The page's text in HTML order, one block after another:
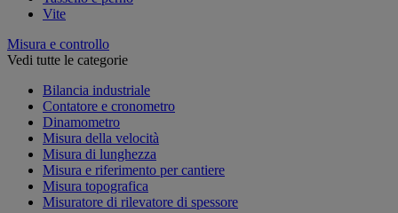
Vite
Misura e controllo
Vedi tutte le categorie
Bilancia industriale
Contatore e cronometro
Dinamometro
Misura della velocità
Misura di lunghezza
Misura e riferimento per cantiere
Misura topografica
Misuratore di rilevatore di spessore